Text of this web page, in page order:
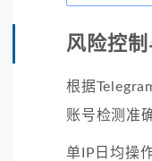
风险控
根据
账号检测准
单IP日均操